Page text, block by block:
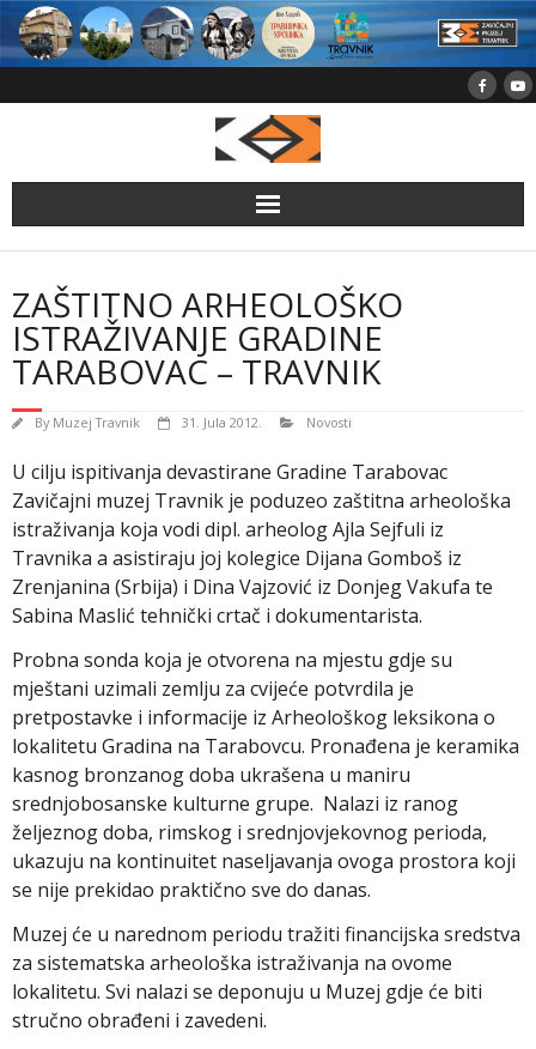
Skip
content
ZAŠTITNO ARHEOLOŠKO
ISTRAŽIVANJE GRADINE
TARABOVAC – TRAVNIK
By Muzej Travnik 31. Jula 2012. Novosti
U cilju ispitivanja devastirane Gradine Tarabovac
Zavičajni muzej Travnik je poduzeo zaštitna arheološka
istraživanja koja vodi dipl. arheolog Ajla Sejfuli iz
Travnika a asistiraju joj kolegice Dijana Gomboš iz
Zrenjanina (Srbija) i Dina Vajzović iz Donjeg Vakufa te
Sabina Maslić tehnički crtač i dokumentarista.
Probna sonda koja je otvorena na mjestu gdje su
mještani uzimali zemlju za cvijeće potvrdila je
pretpostavke i informacije iz Arheološkog leksikona o
lokalitetu Gradina na Tarabovcu. Pronađena je keramika
kasnog bronzanog doba ukrašena u maniru
srednjobosanske kulturne grupe. Nalazi iz ranog
željeznog doba, rimskog i srednjovjekovnog perioda,
ukazuju na kontinuitet naseljavanja ovoga prostora koji
se nije prekidao praktično sve do danas.
Muzej će u narednom periodu tražiti financijska sredstva
za sistematska arheološka istraživanja na ovome
lokalitetu. Svi nalazi se deponuju u Muzej gdje će biti
stručno obrađeni i zavedeni.